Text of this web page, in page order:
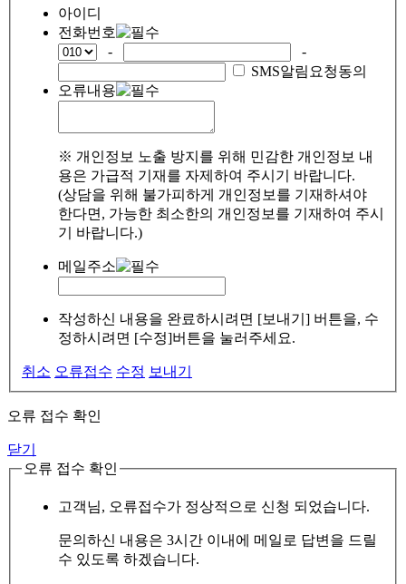
아이디
전화번호
-
-
SMS알림요청동의
오류내용
※ 개인정보 노출 방지를 위해 민감한 개인정보 내
용은 가급적 기재를 자제하여 주시기 바랍니다.
(상담을 위해 불가피하게 개인정보를 기재하셔야
한다면, 가능한 최소한의 개인정보를 기재하여 주시
기 바랍니다.)
메일주소
작성하신 내용을 완료하시려면 [보내기] 버튼을, 수
정하시려면 [수정]버튼을 눌러주세요.
취소 오류접수 수정 보내기
오류 접수 확인
닫기
오류 접수 확인
고객님, 오류접수가 정상적으로 신청 되었습니다.
문의하신 내용은 3시간 이내에 메일로 답변을 드릴
수 있도록 하겠습니다.